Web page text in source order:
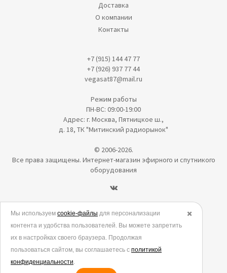
Доставка
О компании
Контакты
+7 (915) 144 47 77
+7 (926) 937 77 44
vegasat87@mail.ru
Режим работы
ПН-ВС: 09:00-19:00
Адрес: г. Москва, Пятницкое ш.,
д. 18, ТК "Митинский радиорынок"
© 2006-2026.
Все права защищены. Интернет-магазин эфирного и спутникого
оборудования
Политика в отношении обработки персональных данных
Согласие на обработку персональных данных
Согласие на обработку данных метрическими программами
Политика использования cookies
✖️
Мы используем cookie-файлы для персонализации
контента и удобства пользователей. Вы можете запретить
их в настройках своего браузера. Продолжая
пользоваться сайтом, вы соглашаетесь с политикой
конфиденциальности.